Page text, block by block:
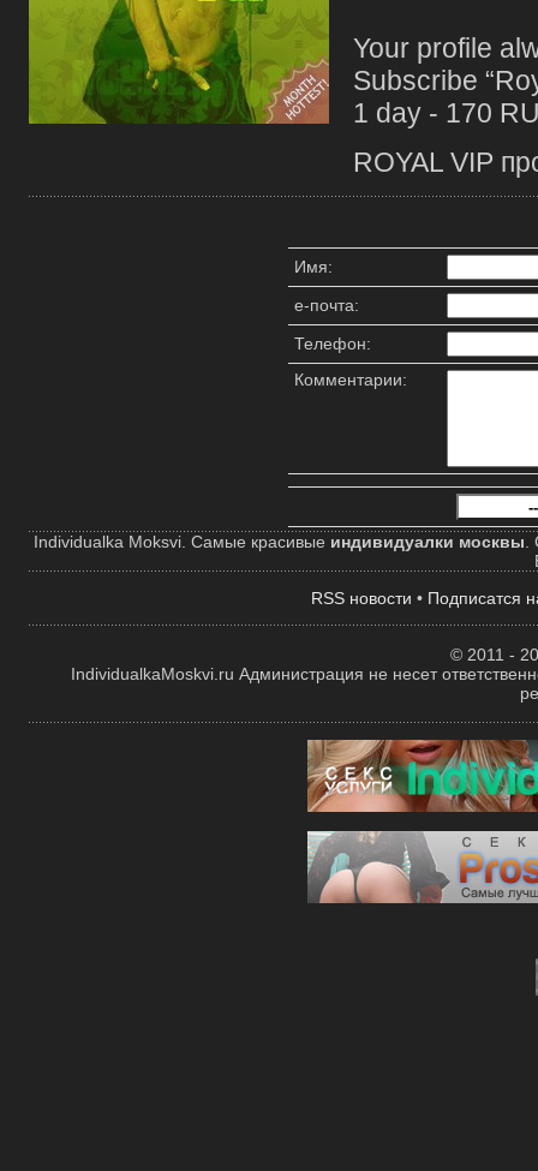
Your profile
Subscribe
1 day - 170
ROYAL VIP
Имя:
е-почта:
Телефон:
Комментарии:
Individualka Moksvi. Самые красивые индивидуалки москвы
RSS новости • Подписатся
© 2011 -
IndividualkaMoskvi.ru Администрация не несет